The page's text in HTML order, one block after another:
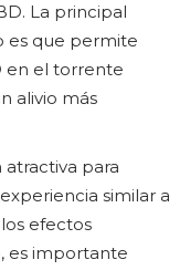
La principal
es que permite
en el torrente
alivio más
para
similar a
efectos
es importante